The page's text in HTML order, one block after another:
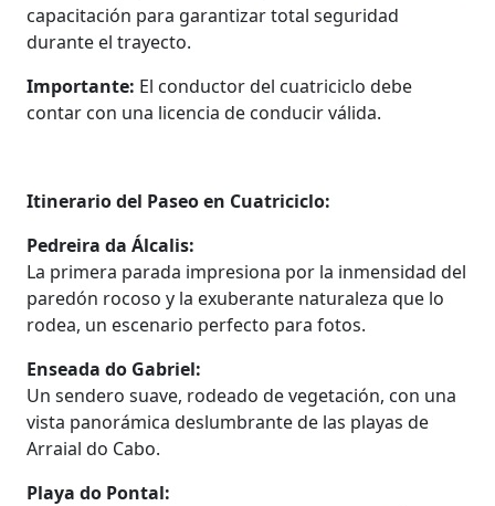
capacitación para garantizar total seguridad
durante el trayecto.
Importante: El conductor del cuatriciclo debe
contar con una licencia de conducir válida.
Itinerario del Paseo en Cuatriciclo:
Pedreira da Álcalis:
La primera parada impresiona por la inmensidad del
paredón rocoso y la exuberante naturaleza que lo
rodea, un escenario perfecto para fotos.
Enseada do Gabriel:
Un sendero suave, rodeado de vegetación, con una
vista panorámica deslumbrante de las playas de
Arraial do Cabo.
Playa do Pontal: